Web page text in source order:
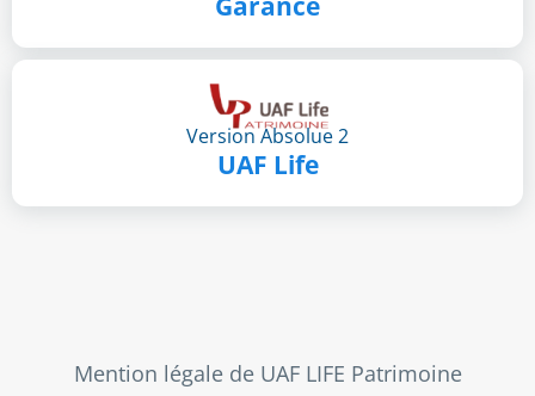
Version Absolue 2
UAF Life
Mention légale de UAF LIFE Patrimoine